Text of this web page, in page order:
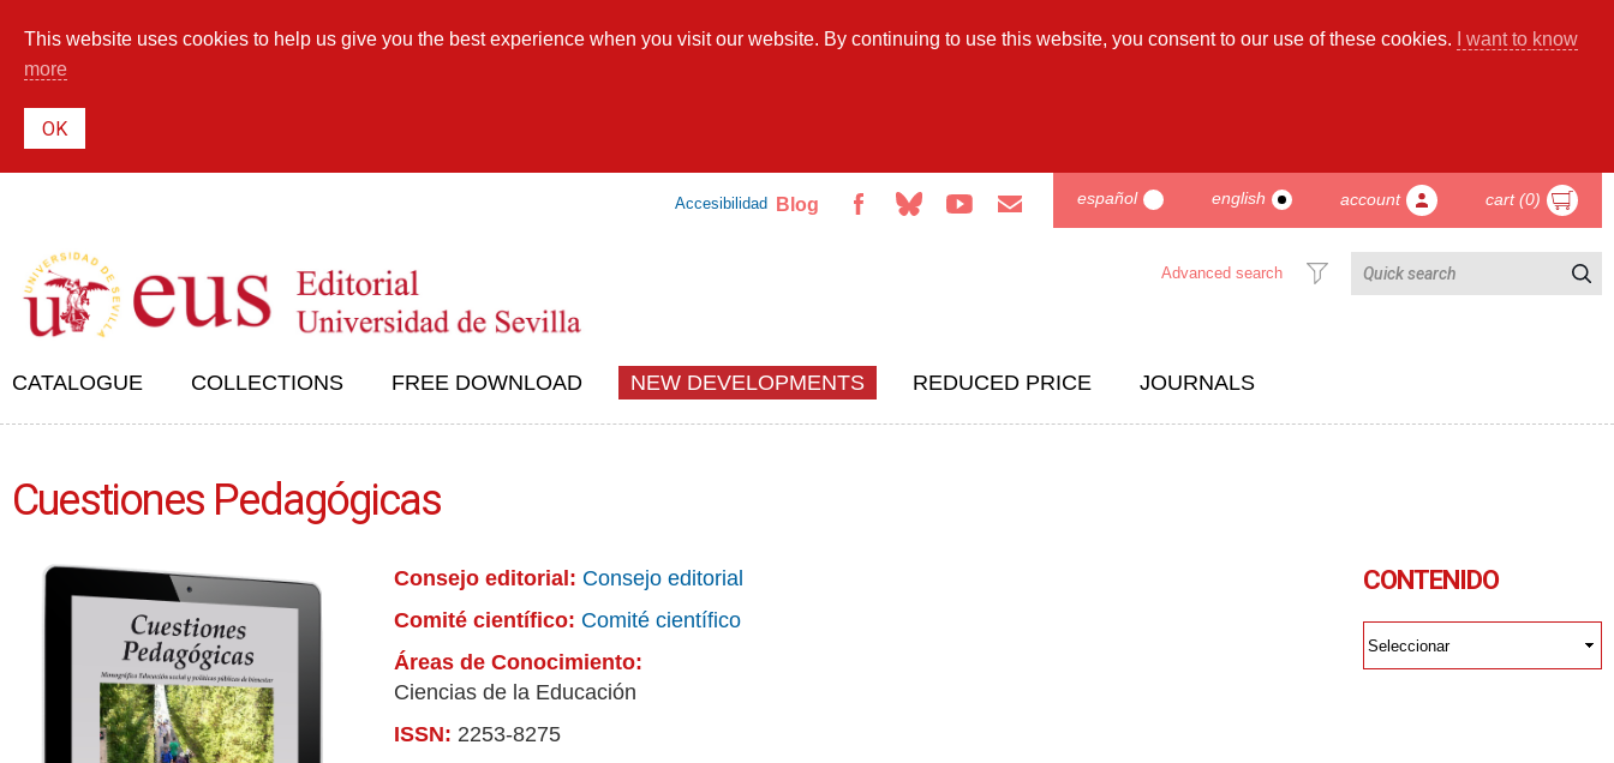
main
This website uses cookies to help us give you the best experience when you visit our website. By continuing to use this website, you consent to our use of these cookies.
I want to know
more
Accesibilidad Blog español english account cart (0)
Advanced search
CATALOGUE COLLECTIONS FREE DOWNLOAD NEW DEVELOPMENTS REDUCED PRICE JOURNALS
Cuestiones Pedagógicas
Consejo editorial: Consejo editorial
Comité científico: Comité científico
Áreas de Conocimiento:
Ciencias de la Educación
ISSN: 2253-8275
CONTENIDO